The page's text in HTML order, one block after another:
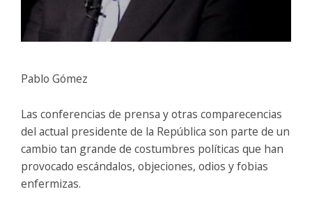
Pablo Gómez
Las conferencias de prensa y otras comparecencias
del actual presidente de la República son parte de un
cambio tan grande de costumbres políticas que han
provocado escándalos, objeciones, odios y fobias
enfermizas.